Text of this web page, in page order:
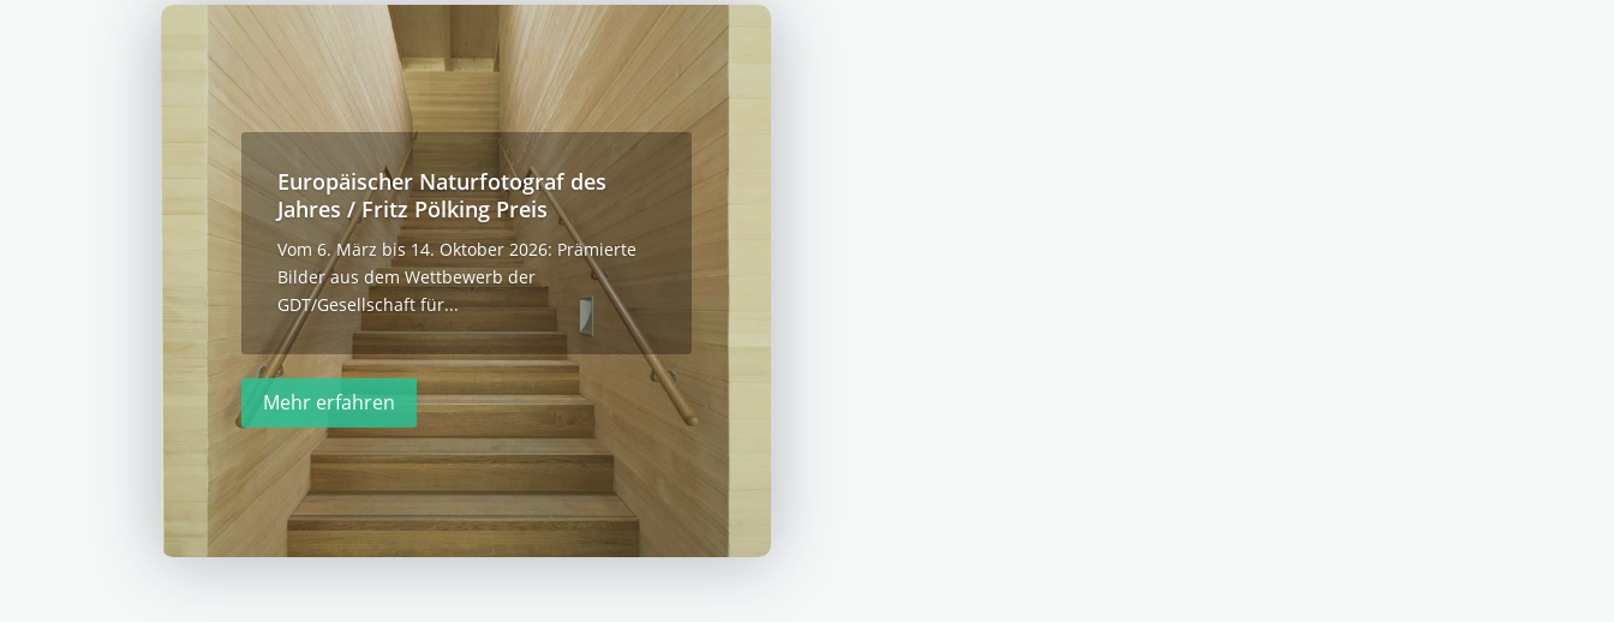
Europäischer Naturfotograf des
Jahres / Fritz Pölking Preis
Vom 6. März bis 14. Oktober 2026: Prämierte
Bilder aus dem Wettbewerb der
GDT/Gesellschaft für...
Mehr erfahren